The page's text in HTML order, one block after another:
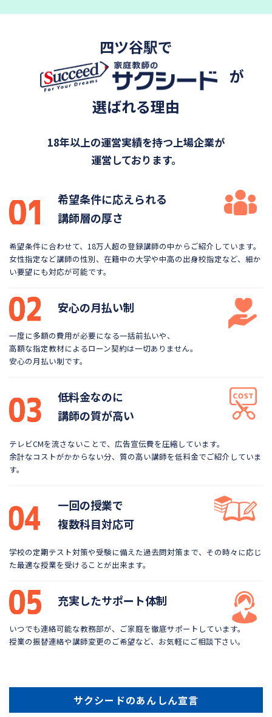
四ツ谷駅で
が
選ばれる理由
18年以上の運営実績を持つ上場企業が
運営しております。
希望条件に応えられる
講師層の厚さ
希望条件に合わせて、18万人超の登録講師の中から ご紹介しています。
女性指定など講師の性別、在籍中の大学や中高の出身校指定など、細か
い要望にも対応が可能です。
安心の月払い制
一度に多額の費用が必要になる一括前払いや、
高額な指定教材によるローン契約は一切ありません。
安心の月払い制です。
低料金なのに
講師の質が高い
テレビCMを流さないことで、広告宣伝費を圧縮しています。
余計なコストがかからない分、質の高い講師を低料金でご紹介していま
す。
一回の授業で
複数科目対応可
学校の定期テスト対策や受験に備えた過去問対策まで、 その時々に応じ
た最適な授業を受けることが出来ます。
充実したサポート体制
いつでも連絡可能な教務部が、ご家庭を徹底サポートしています。
授業の振替連絡や講師変更のご希望など、お気軽にご相談下さい。
サクシードのあんしん宣言